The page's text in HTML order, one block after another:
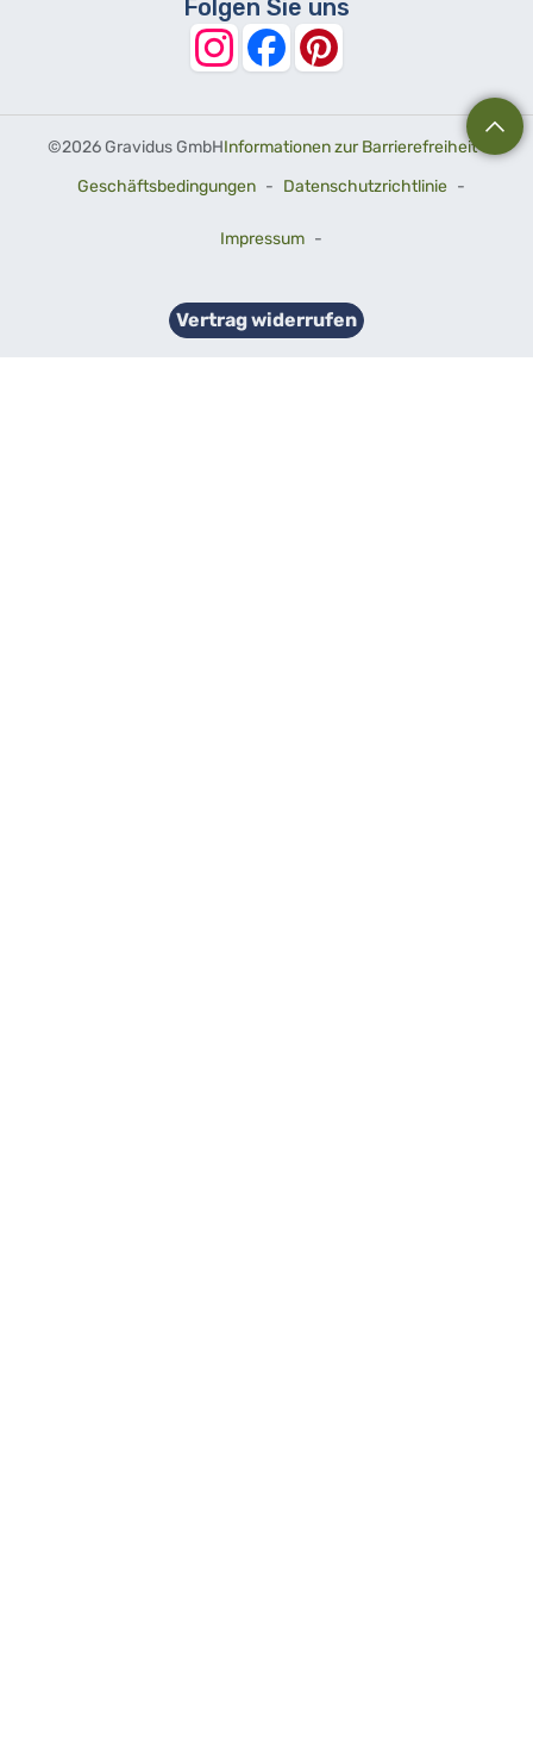
Folgen Sie uns
©2026 Gravidus GmbHInformationen zur Barrierefreiheit-
Geschäftsbedingungen - Datenschutzrichtlinie -
Impressum -
Vertrag widerrufen